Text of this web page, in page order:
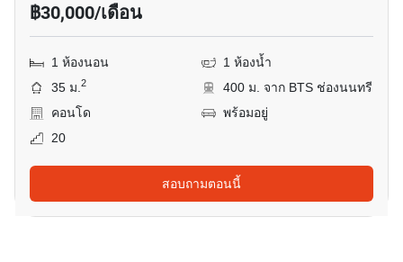
฿30,000/เดือน
1 ห้องนอน
1 ห้องน้ำ
35 ม.2
400 ม. จาก BTS ช่องนนทรี
คอนโด
พร้อมอยู่
20
สอบถามตอนนี้